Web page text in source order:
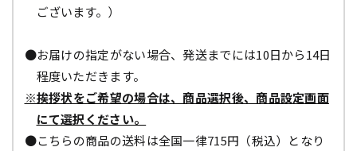
ございます。）
●お届けの指定がない場合、発送までには10日から14日
程度いただきます。
※挨拶状をご希望の場合は、商品選択後、商品設定画面
にて選択ください。
●こちらの商品の送料は全国一律715円（税込）となり